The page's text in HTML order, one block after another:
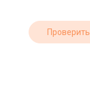
Проверить